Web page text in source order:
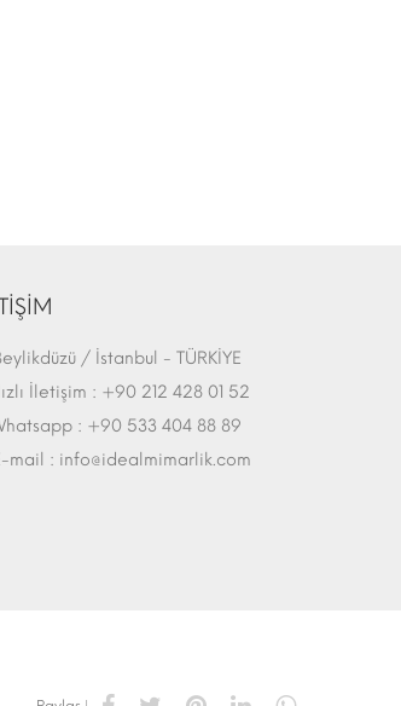
Fuar Stand | 07.10.2017/ İstanbul - TÜRKİYE
İletişim : +90 212 428 01 52
: +90 533 404 88 89
mail : info@idealmimarlik.com